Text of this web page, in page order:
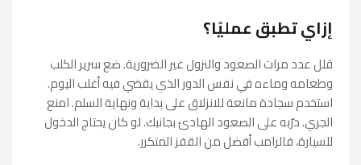
إزاي تطبق عمليًا؟
قلل عدد مرات الصعود والنزول غير الضرورية. ضع سرير الكلب
وطعامه وماءه في نفس الدور الذي يقضي فيه أغلب اليوم.
استخدم سجادة مانعة للانزلاق على بداية ونهاية السلم. امنع
الجري. درّبه على الصعود الهادئ بجانبك. لو كان يحتاج الدخول
للسيارة، فالرامب أفضل من القفز المتكرر.